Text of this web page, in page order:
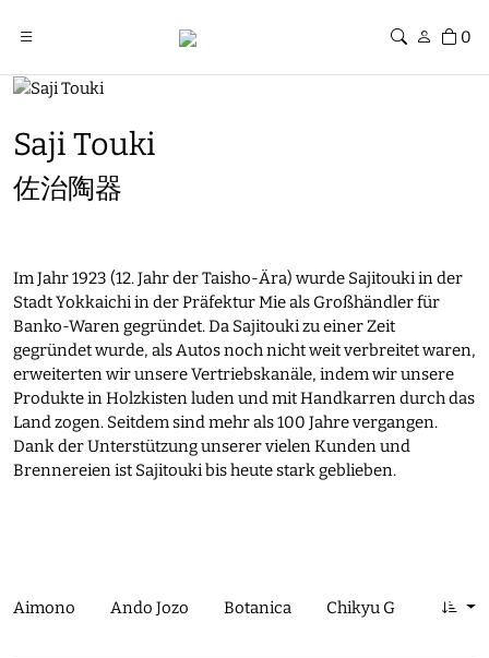
0
Saji Touki
佐治陶器
Im Jahr 1923 (12. Jahr der Taisho-Ära) wurde Sajitouki in der
Stadt Yokkaichi in der Präfektur Mie als Großhändler für
Banko-Waren gegründet. Da Sajitouki zu einer Zeit
gegründet wurde, als Autos noch nicht weit verbreitet waren,
erweiterten wir unsere Vertriebskanäle, indem wir unsere
Produkte in Holzkisten luden und mit Handkarren durch das
Land zogen. Seitdem sind mehr als 100 Jahre vergangen.
Dank der Unterstützung unserer vielen Kunden und
Brennereien ist Sajitouki bis heute stark geblieben.
Aimono Ando Jozo Botanica Chikyu Greetings